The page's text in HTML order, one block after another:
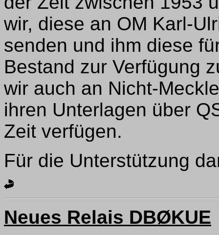
wir, diese an OM Karl-
senden und ihm diese
Bestand zur Verfügung
wir auch an Nicht-
ihren Unterlagen über
Zeit verfügen.
Für die Unterstützung
Neues Relais DBØKUE